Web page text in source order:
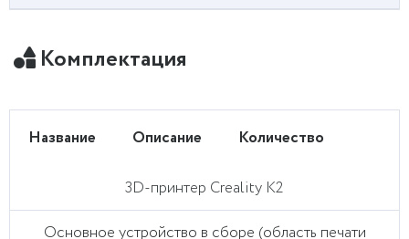
Комплектация
Название Описание Количество
3D-принтер Creality K2
Основное устройство в сборе (область печати